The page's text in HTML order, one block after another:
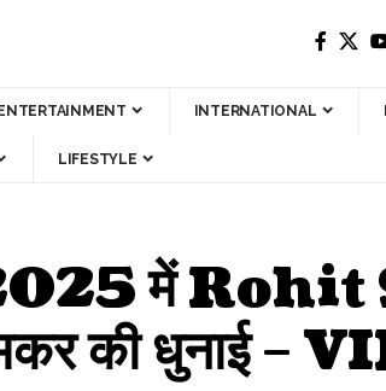
INTERNATIONAL
LIFESTYLE
में Rohit
की धुनाई –